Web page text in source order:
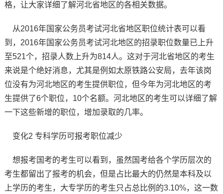
格，让大家详细了解河北省地区的各相关数据。
从2016年国家公务员考试河北省地区职位统计表可以看
到，2016年国家公务员考试河北地区的招录职位数量已上升
至521个，招录人数上升为814人。这对于河北省地区的考生
来说是个绝好消息，尤其是例如太原铁路公安局，去年该岗
位没有为河北地区的考生提供职位，但今年为河北地区的考
生提供了6个职位，10个名额。河北地区的考生可以详细了解
一下这些新增的职位，增加录取的几率。
变化2 专科学历可报考职位减少
想报考国考的考生可以看到，虽然国考给各个学历层次的
考生都留出了报考的机会，但是占比最大的仍然是本科及以
上学历的考生，大专学历的考生只占总比例的3.10%，这一数